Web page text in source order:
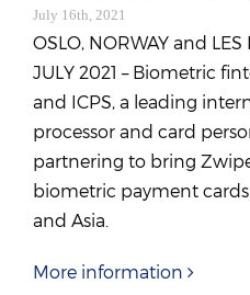
July 16th, 2021
OSLO, NORWAY and LES
JULY 2021 – Biometric
and ICPS, a leading
processor and card
partnering to bring
biometric payment cards
and Asia.
More information